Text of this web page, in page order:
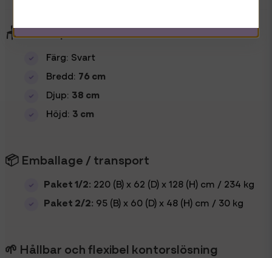
🪑 Bordsspecifikationer
Färg: Svart
Bredd: 76 cm
Djup: 38 cm
Höjd: 3 cm
📦 Emballage / transport
Paket 1/2: 220 (B) x 62 (D) x 128 (H) cm / 234 kg
Paket 2/2: 95 (B) x 60 (D) x 48 (H) cm / 30 kg
🌱 Hållbar och flexibel kontorslösning